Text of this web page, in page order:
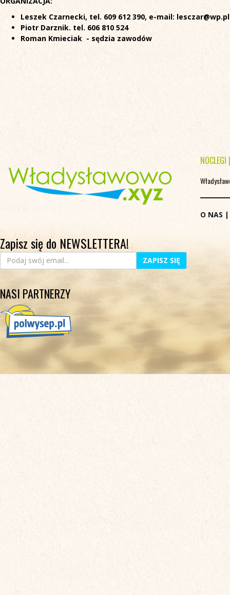
Leszek Czarnecki, tel. 609 612 390, e-mail: lesczar@wp.pl
Piotr Darznik. tel. 606 810 524
Roman Kmieciak - sędzia zawodów
Zapisz się do NEWSLETTERA!
ZAPISZ SIĘ
NASI PARTNERZY
NOCLEGI
O NAS